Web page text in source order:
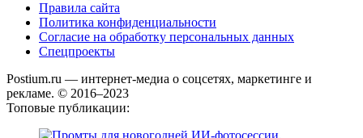
Правила сайта
Политика конфиденциальности
Согласие на обработку персональных данных
Спецпроекты
Postium.ru — интернет-медиа о соцсетях, маркетинге и
рекламе. © 2016–2023
Топовые публикации: